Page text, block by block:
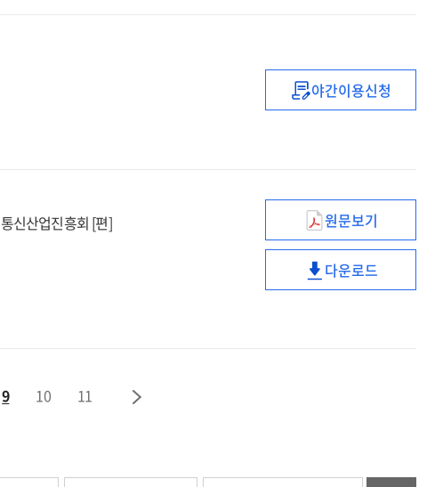
2024
(2024년)
및
제도
운영
야간이용신청
신산업진흥회 [편]
(2024)
ICT
실태조사
:
원문보기
(2024)
다운로드
9 10 11